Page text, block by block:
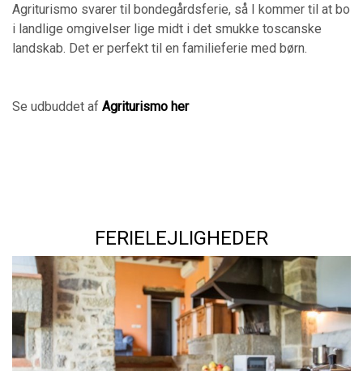
Agriturismo svarer til bondegårdsferie, så I kommer til at bo
i landlige omgivelser lige midt i det smukke toscanske
landskab. Det er perfekt til en familieferie med børn.
Se udbuddet af Agriturismo her
FERIELEJLIGHEDER